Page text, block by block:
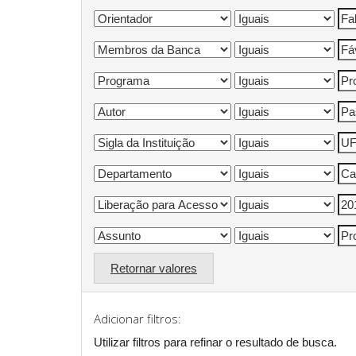
Retornar valores
Adicionar filtros:
Utilizar filtros para refinar o resultado de busca.